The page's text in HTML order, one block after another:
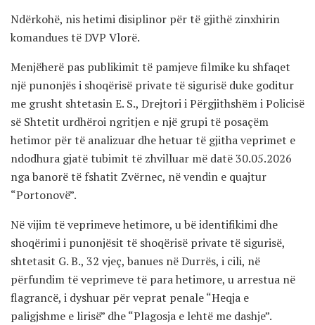
Ndërkohë, nis hetimi disiplinor për të gjithë zinxhirin
komandues të DVP Vlorë.
Menjëherë pas publikimit të pamjeve filmike ku shfaqet
një punonjës i shoqërisë private të sigurisë duke goditur
me grusht shtetasin E. S., Drejtori i Përgjithshëm i Policisë
së Shtetit urdhëroi ngritjen e një grupi të posaçëm
hetimor për të analizuar dhe hetuar të gjitha veprimet e
ndodhura gjatë tubimit të zhvilluar më datë 30.05.2026
nga banorë të fshatit Zvërnec, në vendin e quajtur
“Portonovë”.
Në vijim të veprimeve hetimore, u bë identifikimi dhe
shoqërimi i punonjësit të shoqërisë private të sigurisë,
shtetasit G. B., 32 vjeç, banues në Durrës, i cili, në
përfundim të veprimeve të para hetimore, u arrestua në
flagrancë, i dyshuar për veprat penale “Heqja e
paligjshme e lirisë” dhe “Plagosja e lehtë me dashje”.